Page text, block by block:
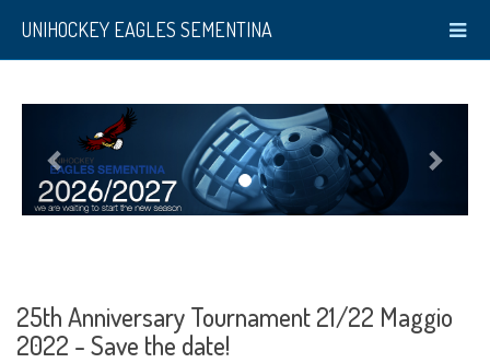
UNIHOCKEY EAGLES SEMENTINA
25th Anniversary Tournament 21/22 Maggio
2022 - Save the date!